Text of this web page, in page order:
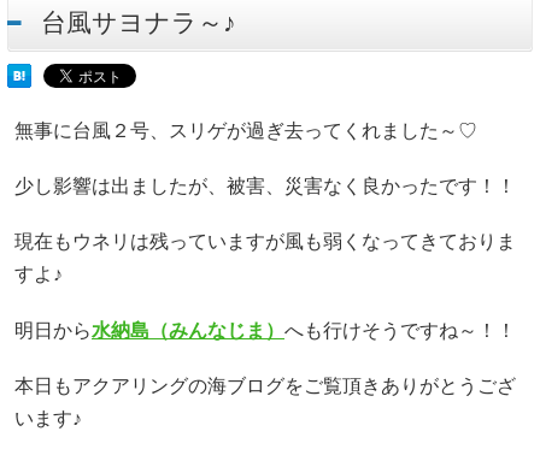
台風サヨナラ～♪
無事に台風２号、スリゲが過ぎ去ってくれました～♡
少し影響は出ましたが、被害、災害なく良かったです！！
現在もウネリは残っていますが風も弱くなってきておりま
すよ♪
明日から水納島（みんなじま） へも行けそうですね～！！
本日もアクアリングの海ブログをご覧頂きありがとうござ
います♪